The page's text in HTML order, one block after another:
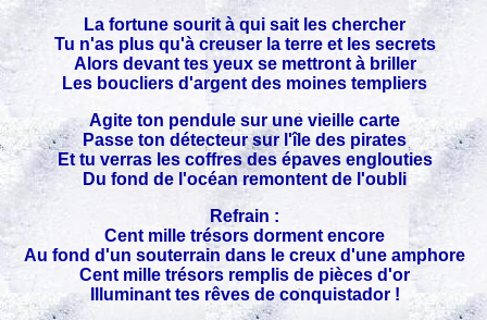
La fortune sourit à qui sait les chercher
Tu n'as plus qu'à creuser la terre et les secrets
Alors devant tes yeux se mettront à briller
Les boucliers d'argent des moines templiers
Agite ton pendule sur une vieille carte
Passe ton détecteur sur l'île des pirates
Et tu verras les coffres des épaves englouties
Du fond de l'océan remontent de l'oubli
Refrain :
Cent mille trésors dorment encore
Au fond d'un souterrain dans le creux d'une amphore
Cent mille trésors remplis de pièces d'or
Illuminant tes rêves de conquistador !